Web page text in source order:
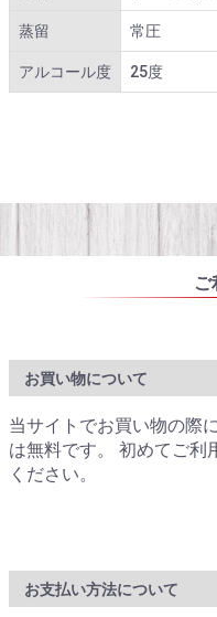
蒸留 常圧
アルコール度 25度
お買い物について
当サイトでお買い物の際
は無料です。 初めてご利
ください。
お支払い方法について